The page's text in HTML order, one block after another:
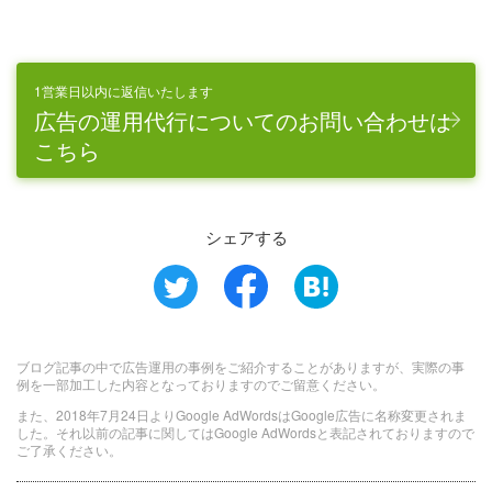
1営業日以内に返信いたします
広告の運用代行についてのお問い合わせは
こちら
シェアする
ブログ記事の中で広告運用の事例をご紹介することがありますが、実際の事
例を一部加工した内容となっておりますのでご留意ください。
また、2018年7月24日よりGoogle AdWordsはGoogle広告に名称変更されま
した。それ以前の記事に関してはGoogle AdWordsと表記されておりますので
ご了承ください。